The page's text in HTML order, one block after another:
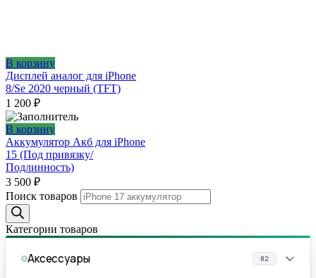
В корзину
Дисплей аналог для iPhone
8/Se 2020 черный (TFT)
1 200 ₽
В корзину
Аккумулятор Акб для iPhone
15 (Под привязку/
Подлинность)
3 500 ₽
Поиск товаров
Категории товаров
Аксессуары 82